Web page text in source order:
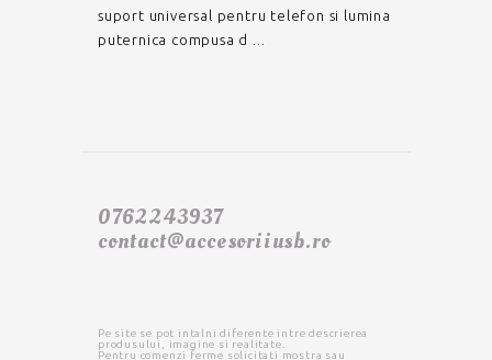
suport universal pentru telefon si lumina
puternica compusa d ...
0762243937
contact@accesoriiusb.ro
Pe site se pot intalni diferente intre descrierea
produsului, imagine si realitate.
Pentru comenzi ferme solicitati mostra sau